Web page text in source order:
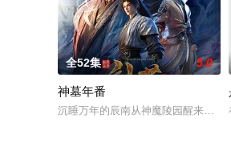
全52集 5.0
神墓年番
沉睡万年的辰南从神魔陵园醒来，在